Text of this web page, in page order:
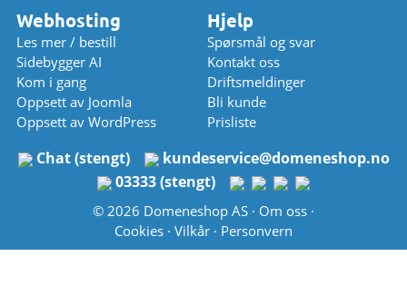
Webhosting
Les mer / bestill
Sidebygger AI
Kom i gang
Oppsett av Joomla
Oppsett av WordPress
Hjelp
Spørsmål og svar
Kontakt oss
Driftsmeldinger
Bli kunde
Prisliste
Chat (stengt) kundeservice@domeneshop.no
03333 (stengt)
© 2026 Domeneshop AS · Om oss·
Cookies· Vilkår· Personvern